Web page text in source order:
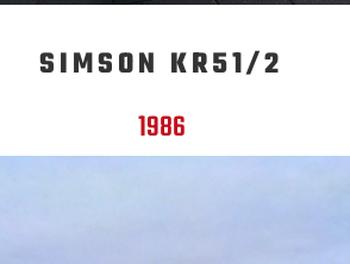
SIMSON KR51/2
1986